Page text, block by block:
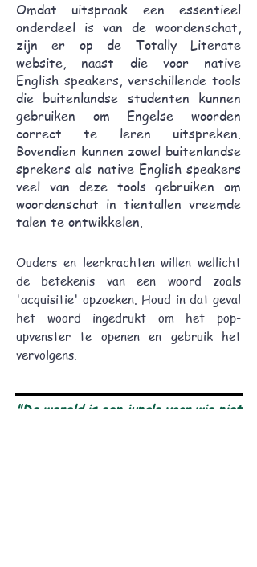
Omdat uitspraak een essentieel
onderdeel is van de woordenschat,
zijn er op de Totally Literate
website, naast die voor native
English speakers, verschillende tools
die buitenlandse studenten kunnen
gebruiken om Engelse woorden
correct te leren uitspreken.
Bovendien kunnen zowel buitenlandse
sprekers als native English speakers
veel van deze tools gebruiken om
woordenschat in tientallen vreemde
talen te ontwikkelen.​
Ouders en leerkrachten willen wellicht
de betekenis van een woord zoals
'acquisitie' opzoeken. Houd in dat geval
het woord ingedrukt om het pop-
upvenster te openen en gebruik het
vervolgens.
"De wereld is een jungle voor wie niet